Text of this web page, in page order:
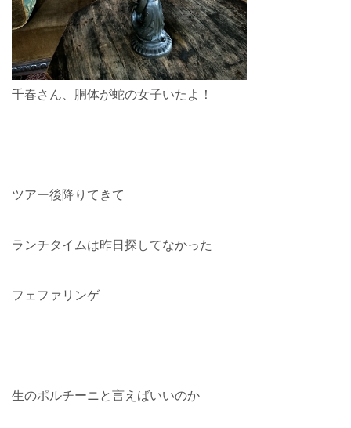
千春さん、胴体が蛇の女子いたよ！
ツアー後降りてきて
ランチタイムは昨日探してなかった
フェファリンゲ
生のポルチーニと言えばいいのか